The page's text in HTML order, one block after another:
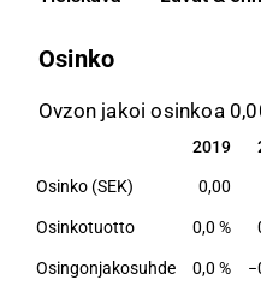
Osinko
Ovzon jakoi osinkoa
2019
2019
Osinko (SEK) 0,00
Osinkotuotto 0,0 %
Osingonjakosuhde 0,0 %